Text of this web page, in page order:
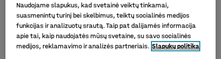
Padėklų vežimėlis RAPID,
2500kg, 1150mm,
dvigubas ratukas,
nailonas
modelius
Padėklų vežimėlis
BOOST, Quicklift,
2000kg, 1500mm,
dvigubas ratas,
Naudojame slapukus, kad svetainė veiktų tinkamai,
suasmenintų turinį bei skelbimus, teiktų socialinės medijos
funkcijas ir analizuotų srautą. Taip pat dalijamės informacija
apie tai, kaip naudojatės mūsų svetaine, su savo socialinės
medijos, reklamavimo ir analizės partneriais. Slapukų politika